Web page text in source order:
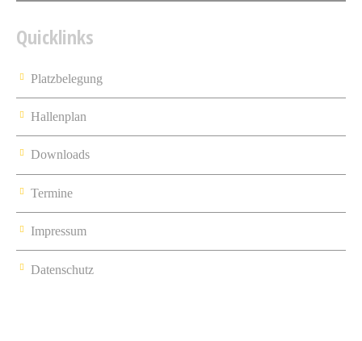
Quicklinks
Platzbelegung
Hallenplan
Downloads
Termine
Impressum
Datenschutz